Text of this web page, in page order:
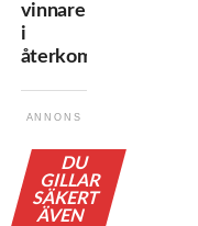
vinnare
i
återkomsten
ANNONS
DU
GILLAR
SÄKERT
ÄVEN